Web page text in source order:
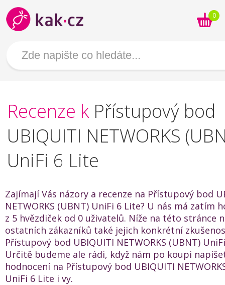
0
Recenze k Přístupový bod
UBIQUITI NETWORKS
UniFi 6 Lite
Zajímají Vás názory a recenze na Přístupový bod
NETWORKS (UBNT) UniFi 6 Lite? U nás má zatím
z 5 hvězdiček od 0 uživatelů. Níže na této stránce
ostatních zákazníků také jejich konkrétní
Přístupový bod UBIQUITI NETWORKS (UBNT)
Určitě budeme ale rádi, když nám po koupi
hodnocení na Přístupový bod UBIQUITI
UniFi 6 Lite i vy.